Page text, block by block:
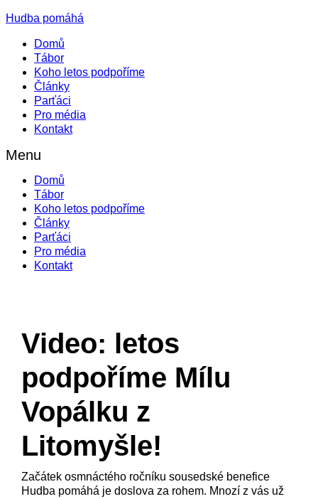
Hudba pomáhá
Domů
Tábor
Koho letos podpoříme
Články
Parťáci
Pro média
Kontakt
Menu
Domů
Tábor
Koho letos podpoříme
Články
Parťáci
Pro média
Kontakt
Video: letos
podpoříme Mílu
Vopálku z
Litomyšle!
Začátek osmnáctého ročníku sousedské benefice
Hudba pomáhá je doslova za rohem. Mnozí z vás už